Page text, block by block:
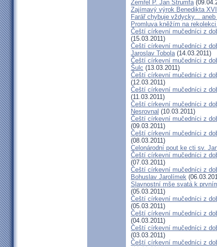
Zemřel P. Jan Štrumfa
Zajímavý výrok Benedikta
Farář chybuje vždycky...
Promluva kněžím na
Čeští církevní mučedníci z
(15.03.2011)
Čeští církevní mučedníci z
Jaroslav Tobola(14.03.2011)
Čeští církevní mučedníci z
Šulc (13.03.2011)
Čeští církevní mučedníci z
(12.03.2011)
Čeští církevní mučedníci z
(11.03.2011)
Čeští církevní mučedníci z
Nesrovnal (10.03.2011)
Čeští církevní mučedníci z
(09.03.2011)
Čeští církevní mučedníci z
(08.03.2011)
Celonárodní pout ke cti sv.
Čeští církevní mučedníci z
(07.03.2011)
Čeští církevní mučedníci z
Bohuslav Jarolímek
Slavnostní mše svatá k
(05.03.2011)
Čeští církevní mučedníci z
(05.03.2011)
Čeští církevní mučedníci z
(04.03.2011)
Čeští církevní mučedníci z
(03.03.2011)
Čeští církevní mučedníci z